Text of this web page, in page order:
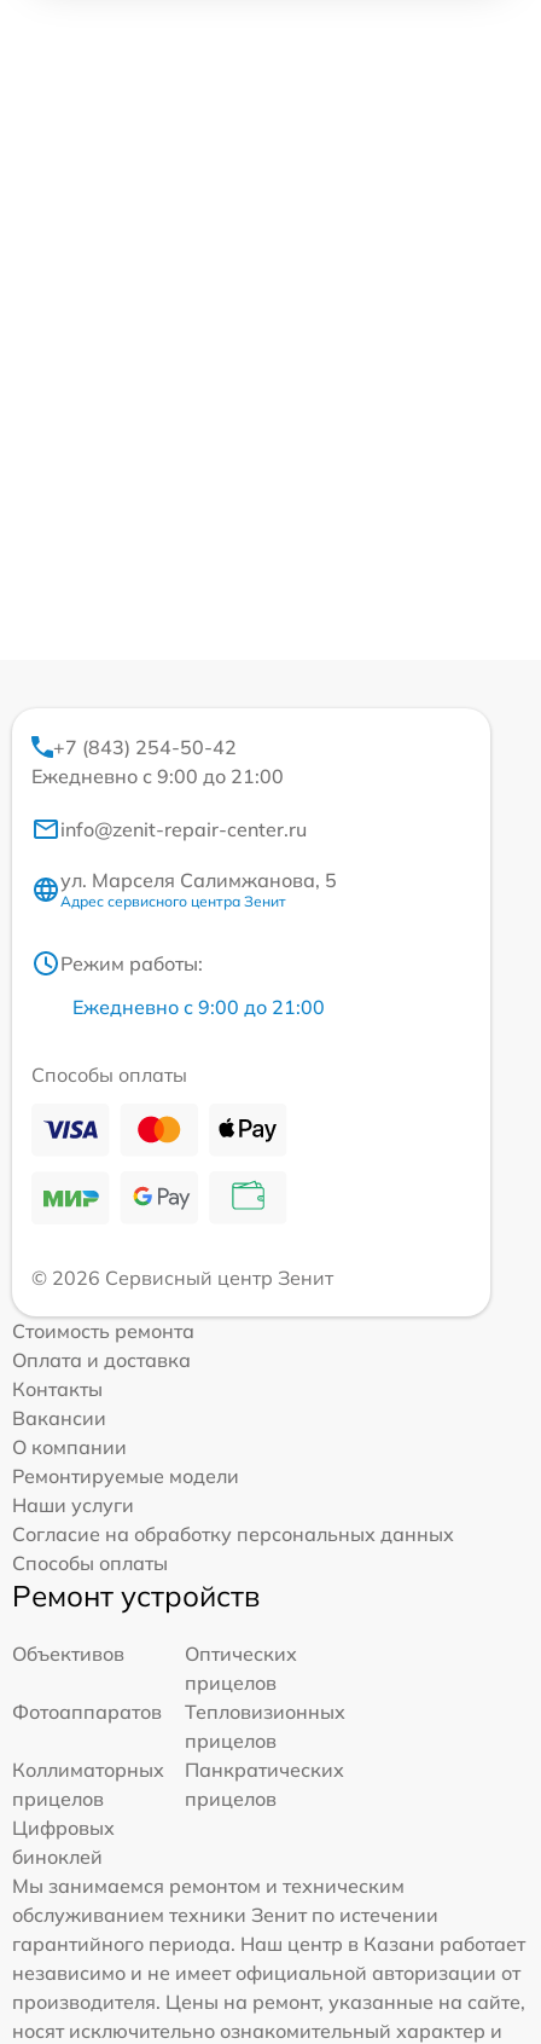
+7 (843) 254-50-42
Ежедневно с 9:00 до 21:00
info@zenit-repair-center.ru
ул. Марселя Салимжанова, 5
Адрес сервисного центра Зенит
Режим работы:
Ежедневно с 9:00 до 21:00
Способы оплаты
© 2026 Сервисный центр Зенит
Стоимость ремонта
Оплата и доставка
Контакты
Вакансии
О компании
Ремонтируемые модели
Наши услуги
Согласие на обработку персональных данных
Способы оплаты
Ремонт устройств
Объективов
Оптических
прицелов
Фотоаппаратов
Тепловизионных
прицелов
Коллиматорных
прицелов
Панкратических
прицелов
Цифровых
биноклей
Мы занимаемся ремонтом и техническим
обслуживанием техники Зенит по истечении
гарантийного периода. Наш центр в Казани работает
независимо и не имеет официальной авторизации от
производителя. Цены на ремонт, указанные на сайте,
носят исключительно ознакомительный характер и